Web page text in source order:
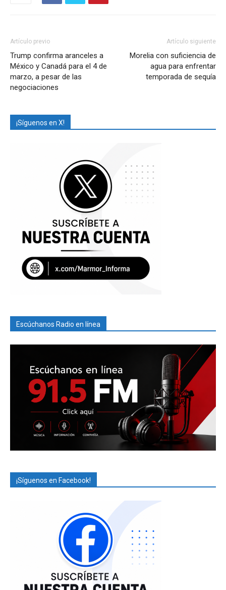
Artículo previo
Trump confirma aranceles a
México y Canadá para el 4 de
marzo, a pesar de las
negociaciones
Artículo siguiente
Morelia con suficiencia de
agua para enfrentar
temporada de sequía
¡Síguenos en X!
Escúchanos Radio en línea
¡Síguenos en Facebook!